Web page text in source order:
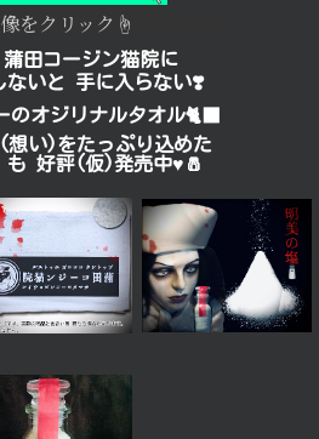
をクリック☝︎
田コージン猫院に
ないと 手に入らない❣️
のオジリナルタオル🐈‍⬛
想い)をたっぷり込めた
も 好評(仮)発売中♥️🧂